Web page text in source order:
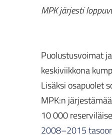
MPK järjesti
Puolustusvoimat
keskiviikkona
Lisäksi osapuolet
MPK:n
10 000
2008–2015